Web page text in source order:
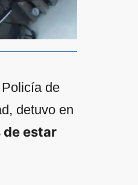
de
detuvo en
de estar